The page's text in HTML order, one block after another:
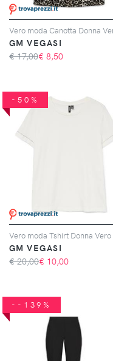
GM VEGASI
€ 17,00€ 8,50
-50%
GM VEGASI
€ 20,00€ 10,00
--139%